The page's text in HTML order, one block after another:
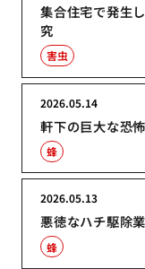
集合住宅で発生
究
害虫
軒下の巨大な恐
2026.05.14
蜂
悪徳なハチ駆除
2026.05.13
蜂